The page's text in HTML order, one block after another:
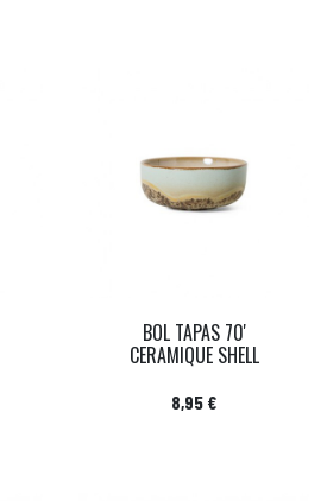
BOL TAPAS 70'
CERAMIQUE SHELL
Prix
8,95 €